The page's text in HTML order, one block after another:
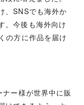
、SNSでも海外か
。今後も海外向け
の方に作品を届け
ナー様が世界中に販